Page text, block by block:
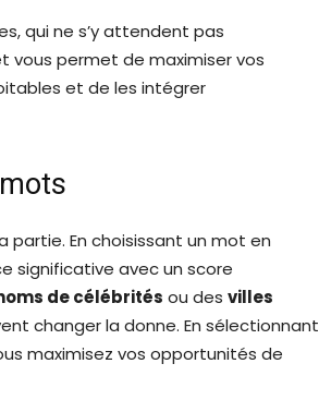
qui ne s’y attendent pas
vous permet de maximiser vos
et de les intégrer
En choisissant un mot en
significative avec un score
de célébrités ou des villes
changer la donne. En sélectionnant
maximisez vos opportunités de